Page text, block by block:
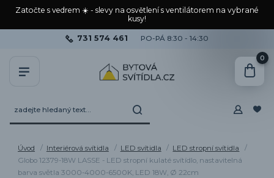
Zatočte s vedrem ☀️ - slevy na osvětlení s ventilátorem na vybrané
kusy!
731 574 461 PO-PÁ 8:30 - 14:30
0
Úvod Interiérová svítidla LED svítidla
LED stropní svítidla
Globo 12379-18W LASSE - LED stropní kulaté svítídlo, nastavitelná
barva světla 3000-4000-6500K, LED 18W, Ø 22cm